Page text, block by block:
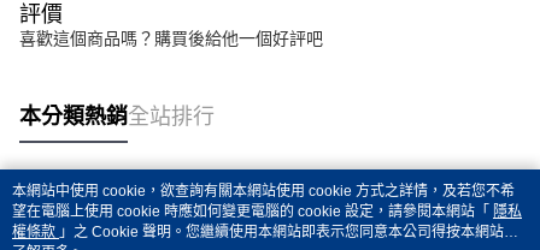
評價
喜歡這個商品嗎？購買後給他一個好評吧
本分類熱銷全站排行
熱門標籤
本網站中使用 cookie，欲查詢有關本網站使用 cookie 方式之詳情，及若您不希
望在電腦上使用 cookie 時應如何變更電腦的 cookie 設定，請參閱本網站「 隱私
權條款 」之 Cookie 聲明。您繼續使用本網站即表示您同意本公司得按本網站使